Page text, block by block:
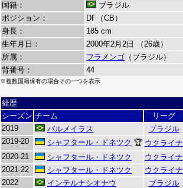
国籍：
ブラジル
ポジション：
DF（CB）
身長：
185 cm
生年月日：
2000年2月2日 （26歳）
所属：
フラメンゴ （ブラジル）
背番号：
44
※複数国籍保有の場合その一つを表示
経歴
シーズン チーム リーグ
2019
パルメイラス
ブラジル
2019-20
シャフタール・ドネツク 🏆 ウクライナ
2020-21
シャフタール・ドネツク ウクライナ
2021-22
シャフタール・ドネツク ウクライナ
2022
インテルナシオナウ ブラジル